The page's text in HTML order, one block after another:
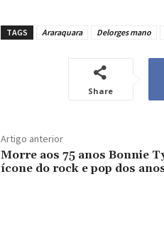
TAGS Araraquara Delorges mano
Share
Artigo anterior
Morre aos 75 anos Bonnie
ícone do rock e pop dos